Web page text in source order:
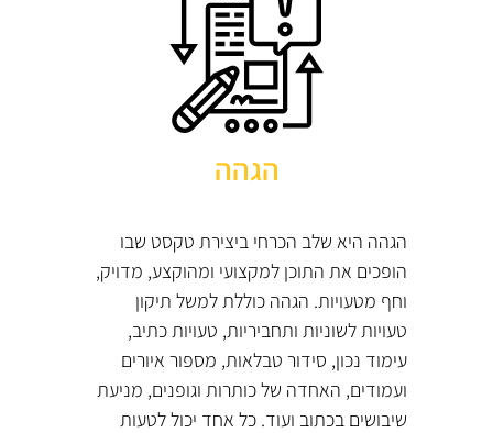
הגהה
הגהה היא שלב הכרחי ביצירת טקסט שבו
הופכים את התוכן למקצועי ומהוקצע, מדויק,
וחף מטעויות. הגהה כוללת למשל תיקון
טעויות לשוניות ותחביריות, טעויות כתיב,
עימוד נכון, סידור טבלאות, מספור איורים
ועמודים, האחדה של כותרות וגופנים, מניעת
שיבושים בכתוב ועוד. כל אחד יכול לטעות